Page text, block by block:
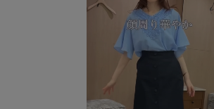
た、パソコン・スマートフォンなどの環境により、
※掲載している着用・商品画像にはAI生成画像を使用
商品とは色味・質感・ディテール・シルエット等が
す。画像はイメージとしてご確認いただき、あらか